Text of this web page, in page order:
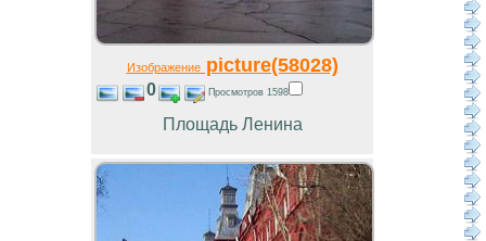
Изображениеpicture(58028)
0 Просмотров 1598
Площадь Ленина